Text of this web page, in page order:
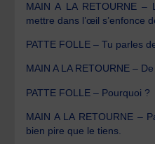
MAIN A LA RETOURNE
mettre dans l’œil s’enfonce
PATTE FOLLE – Tu parles
MAIN A LA RETOURNE –
PATTE FOLLE – Pourquoi ?
MAIN A LA RETOURNE –
bien pire que le tiens.